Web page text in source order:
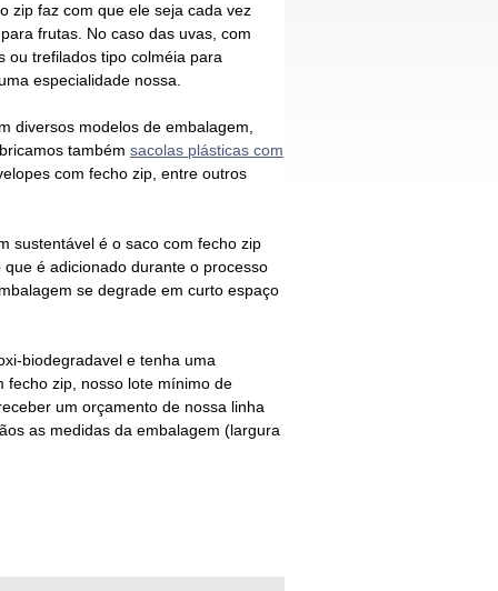
zip faz com que ele seja cada vez
frutas. No caso das uvas, com
ou trefilados tipo colméia para
especialidade nossa.
diversos modelos de embalagem,
também sacolas plásticas com
com fecho zip, entre outros
sustentável é o saco com fecho zip
que é adicionado durante o processo
se degrade em curto espaço
biodegradavel e tenha uma
fecho zip , nosso lote mínimo de
um orçamento de nossa linha
as medidas da embalagem (largura